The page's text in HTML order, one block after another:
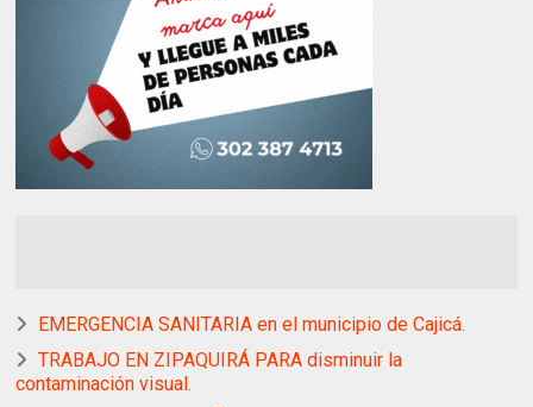
EMERGENCIA SANITARIA en el municipio de Cajicá.
TRABAJO EN ZIPAQUIRÁ PARA disminuir la
contaminación visual.